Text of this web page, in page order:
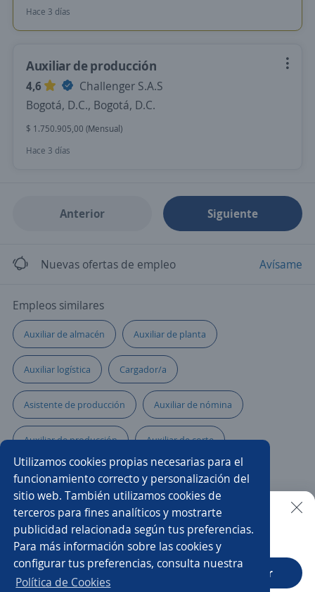
Utilizamos cookies propias necesarias para el
funcionamiento correcto y personalización del
sitio web. También utilizamos cookies de
terceros para fines analíticos y mostrarte
publicidad relacionada según tus preferencias.
Para más información sobre las cookies y
configurar tus preferencias, consulta nuestra
Política de Cookies
Hace 3 días
Auxiliar de producción
4,6
Challenger S.A.S
Bogotá, D.C., Bogotá, D.C.
$ 1.750.905,00 (Mensual)
Hace 3 días
Anterior Siguiente
Nuevas ofertas de empleo Avísame
Empleos similares
Auxiliar de almacén Auxiliar de planta
Auxiliar logística Cargador/a
Asistente de producción Auxiliar de nómina
Auxiliar de producción Auxiliar de corte
Operario/a de producción
Asistente de recursos humanos Auxiliar
Auxiliar de contratación Auxiliar de panadería
Ayudante de servicios generales
Buscar es más fácil en la app
CT App Abrir